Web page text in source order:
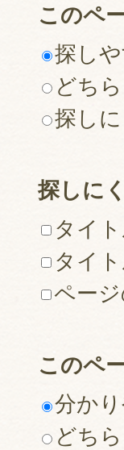
このペ
探し
どち
探し
探しに
タイ
タイ
ペー
このペ
分か
どち